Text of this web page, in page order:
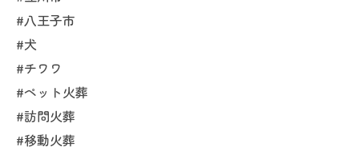
#八王子市
#犬
#チワワ
#ペット火葬
#訪問火葬
#移動火葬